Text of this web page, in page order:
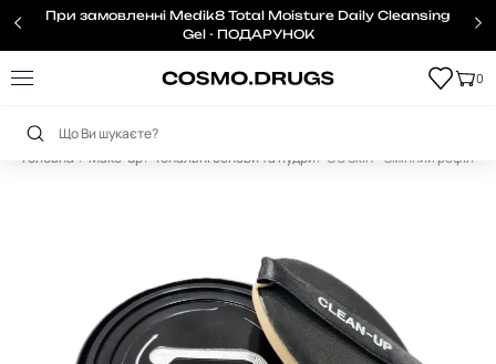
При замовленні Medik8 Total Moisture Daily Cleansing
Gel - ПОДАРУНОК
0
Головна Make-up Тональні основи та пудри CU Skin – Змінний рефіл